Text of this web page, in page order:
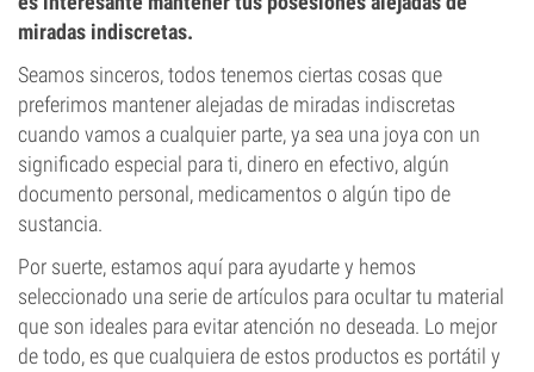
miradas indiscretas.
Seamos sinceros, todos tenemos ciertas cosas que
preferimos mantener alejadas de miradas indiscretas
cuando vamos a cualquier parte, ya sea una joya con un
significado especial para ti, dinero en efectivo, algún
documento personal, medicamentos o algún tipo de
sustancia.
Por suerte, estamos aquí para ayudarte y hemos
seleccionado una serie de artículos para ocultar tu material
que son ideales para evitar atención no deseada. Lo mejor
de todo, es que cualquiera de estos productos es portátil y